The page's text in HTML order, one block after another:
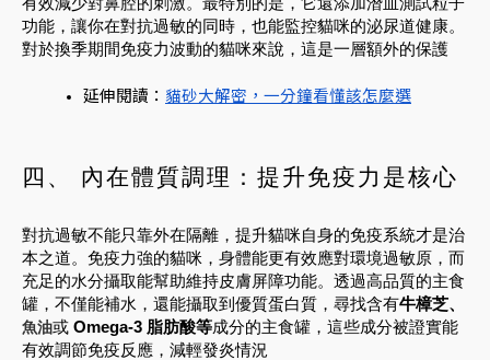
功能，讓你在對抗過敏的同時，也能監控貓咪的泌尿道健康。
對於換季期間免疫力波動的貓咪來說，這是一層額外的保護
延伸閱讀： 貓砂大解密，一分鐘看懂該怎麼選
四、 內在體質調理：提升免疫力是核心
對抗過敏不能只靠外在隔離，提升貓咪自身的免疫系統才是治
本之道。免疫力強的貓咪，身體能更有效應對環境過敏原，而
充足的水分攝取能幫助維持皮膚屏障功能。透過高品質的主食
罐，不僅能補水，還能攝取到優質蛋白質，尋找含有牛樟芝、
魚油或 Omega-3 脂肪酸等成分的主食罐，這些成分被證實能
有效調節免疫反應，減輕發炎情況